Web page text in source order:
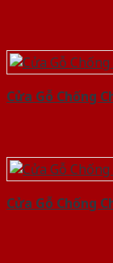
Cửa Gỗ Chống
Cửa Gỗ Chống